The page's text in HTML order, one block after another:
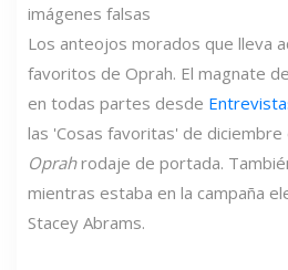
imágenes falsas
Los anteojos morados que lleva
favoritos de Oprah. El magnate
en todas partes desde
las 'Cosas favoritas' de
Oprahrodaje de portada.
mientras estaba en la campaña
Stacey Abrams.